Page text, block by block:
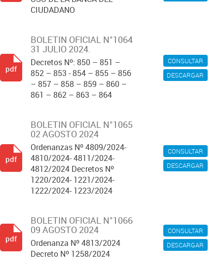
CIUDADANO
CONSULTAR
DESCARGAR
BOLETIN OFICIAL N°1064
31 JULIO 2024.
Decretos Nº: 850 – 851 –
852 – 853 - 854 – 855 – 856
– 857 – 858 – 859 – 860 –
861 – 862 – 863 – 864
pdf
CONSULTAR
DESCARGAR
BOLETIN OFICIAL N°1065
02 AGOSTO 2024
Ordenanzas Nº 4809/2024-
4810/2024- 4811/2024-
4812/2024 Decretos Nº
1220/2024- 1221/2024-
1222/2024- 1223/2024
pdf
CONSULTAR
DESCARGAR
BOLETIN OFICIAL N°1066
09 AGOSTO 2024
Ordenanza Nº 4813/2024
Decreto Nº 1258/2024
pdf